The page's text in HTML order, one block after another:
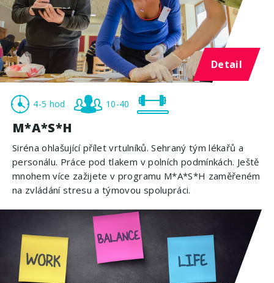
Detail
4-5 hod 10-40
M*A*S*H
Siréna ohlašující přílet vrtulníků. Sehraný tým lékařů a
personálu. Práce pod tlakem v polních podmínkách. Ještě
mnohem více zažijete v programu M*A*S*H zaměřeném
na zvládání stresu a týmovou spolupráci.